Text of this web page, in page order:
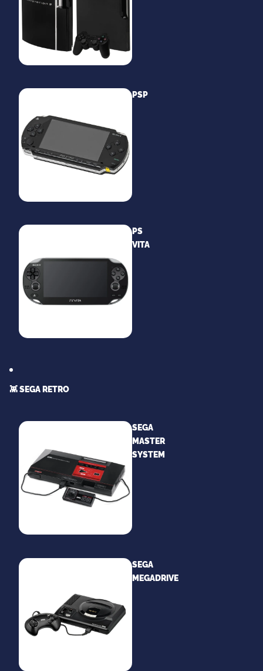
PSP
PS
VITA
👾 SEGA RETRO
SEGA
MASTER
SYSTEM
SEGA
MEGADRIVE